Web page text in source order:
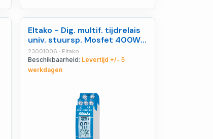
Eltako - Dig. multif. tijdrelais
univ. stuursp. Mosfet 400W -
23001006
23001006 · Eltako
Beschikbaarheid: Levertijd +/- 5
werkdagen